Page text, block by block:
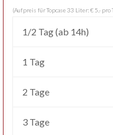
(Aufpreis für Topcase 33 Liter: € 5,- pro
1/2 Tag (ab 14h)
1 Tag
2 Tage
3 Tage